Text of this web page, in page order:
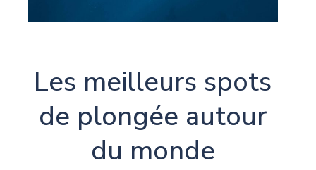
Les meilleurs spots
de plongée autour
du monde